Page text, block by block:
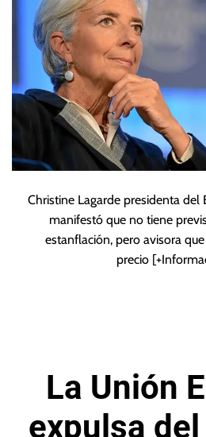
Christine Lagarde presidenta del
manifestó que no tiene
estanflación, pero avisora
precio
La Unión
expulsa